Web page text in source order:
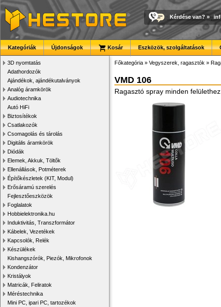
Kérdése van? »
Kategóriák Újdonságok Kosár Eszközök, szolgáltatások
3D nyomtatás
Adathordozók
Ajándékok, ajándékutalványok
Analóg áramkörök
Audiotechnika
Autó HiFi
Biztosítékok
Csatlakozók
Csomagolás és tárolás
Digitális áramkörök
Diódák
Elemek, Akkuk, Töltők
Ellenállások, Potméterek
Építőkészletek (KIT, Modul)
Erősáramú szerelés
Fejlesztőeszközök
Foglalatok
Hobbielektronika.hu
Induktivitás, Transzformátor
Kábelek, Vezetékek
Kapcsolók, Relék
Készülékek
Kishangszórók, Piezók, Mikrofonok
Kondenzátor
Kristályok
Matricák, Feliratok
Méréstechnika
Mini PC, ipari PC, tartozékok
Főkategória » Vegyszerek, ragasztók »
VMD 106
Ragasztó spray minden felülethez